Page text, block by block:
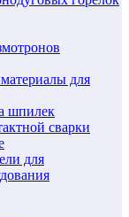
для
шпилек
сварки
для